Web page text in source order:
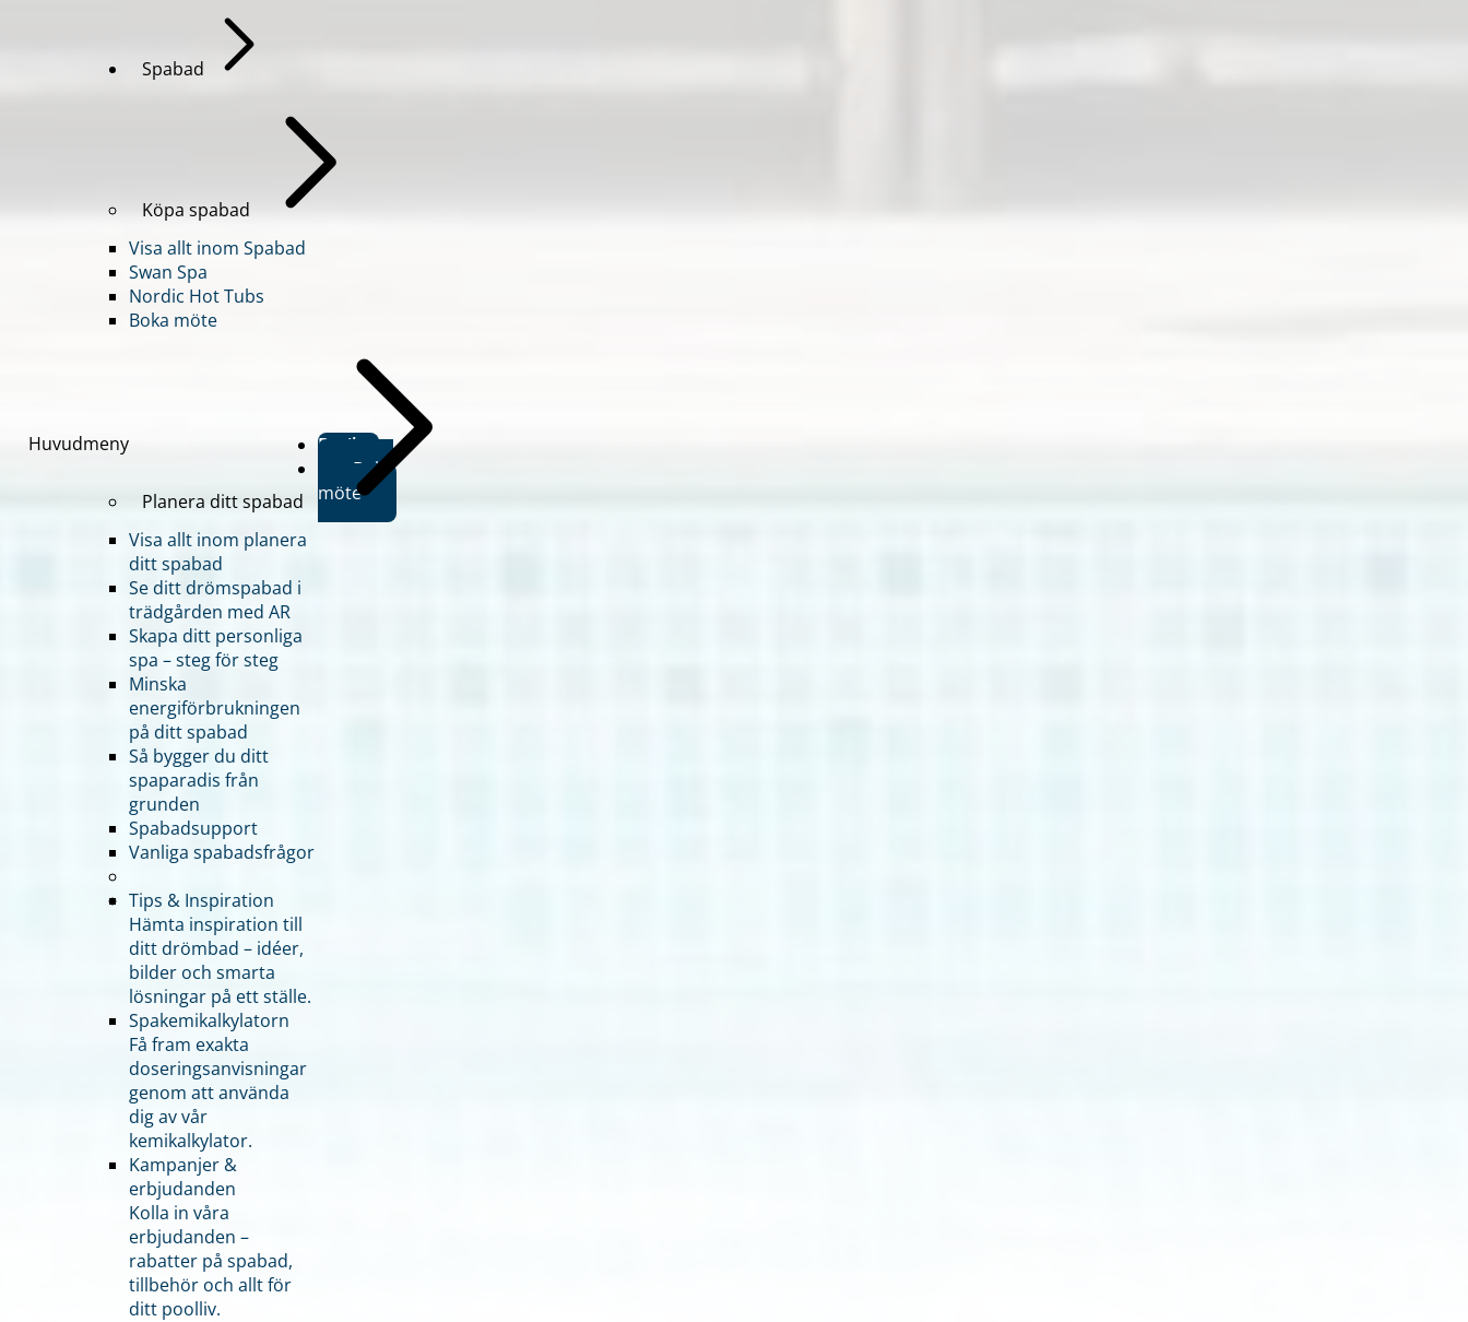
Huvudmeny
Spabad
Köpa spabad
Visa allt inom Spabad
Swan Spa
Nordic Hot Tubs
Boka möte
Planera ditt spabad
Visa allt inom planera
ditt spabad
Se ditt drömspabad i
trädgården med AR
Skapa ditt personliga
spa – steg för steg
Minska
energiförbrukningen
på ditt spabad
Så bygger du ditt
spaparadis från
grunden
Spabadsupport
Vanliga spabadsfrågor
Tips & Inspiration
Hämta inspiration till
ditt drömbad – idéer,
bilder och smarta
lösningar på ett ställe.
Spakemikalkylatorn
Få fram exakta
doseringsanvisningar
genom att använda
dig av vår
kemikalkylator.
Kampanjer &
erbjudanden
Kolla in våra
erbjudanden –
rabatter på spabad,
tillbehör och allt för
ditt poolliv.
Butiker
Boka
möte